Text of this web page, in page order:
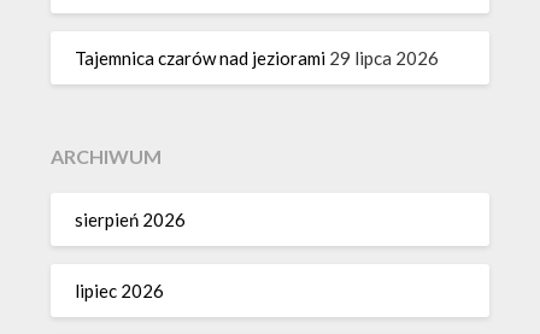
Tajemnica czarów nad jeziorami 29 lipca 2026
ARCHIWUM
sierpień 2026
lipiec 2026